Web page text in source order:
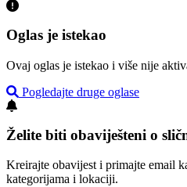
Oglas je istekao
Ovaj oglas je istekao i više nije
Pogledajte druge oglase
Želite biti obaviješteni o
Kreirajte obavijest i primajte email
kategorijama i lokaciji.